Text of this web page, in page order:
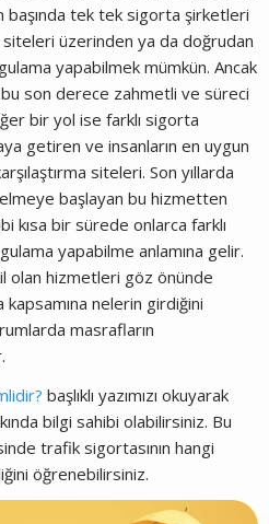
başında tek tek sigorta şirketleri
üzerinden ya da doğrudan
yapabilmek mümkün. Ancak
son derece zahmetli ve süreci
bir yol ise farklı sigorta
getiren ve insanların en uygun
siteleri. Son yıllarda
başlayan bu hizmetten
kısa bir sürede onlarca farklı
yapabilme anlamına gelir.
olan hizmetleri göz önünde
nelerin girdiğini
masrafların
başlıklı yazımızı okuyarak
bilgi sahibi olabilirsiniz. Bu
trafik sigortasının hangi
öğrenebilirsiniz.